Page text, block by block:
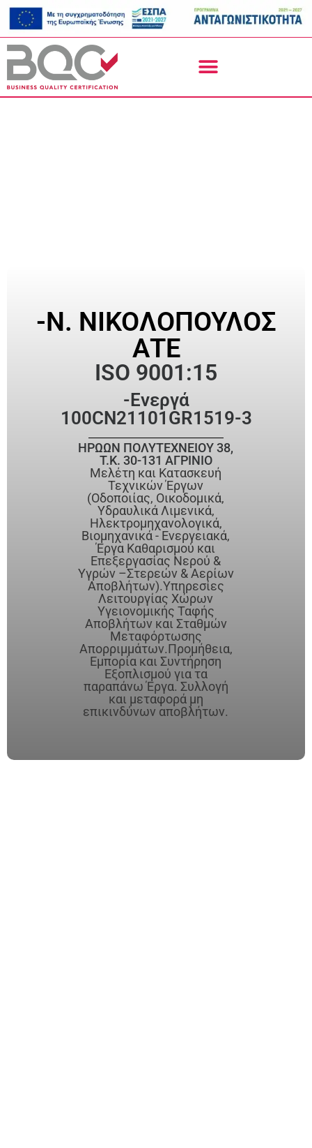
-Ν. ΝΙΚΟΛΟΠΟΥΛΟΣ
ΑΤΕ
ISO 9001:15
-Ενεργά
100CN21101GR1519-3
ΗΡΩΩΝ ΠΟΛΥΤΕΧΝΕΙΟΥ 38,
T.K. 30-131 ΑΓΡΙΝΙΟ
Μελέτη και Κατασκευή
Τεχνικών Έργων
(Οδοποιίας, Οικοδομικά,
Υδραυλικά Λιμενικά,
Ηλεκτρομηχανολογικά,
Βιομηχανικά - Ενεργειακά,
Έργα Καθαρισμού και
Επεξεργασίας Νερού &
Υγρών –Στερεών & Αερίων
Αποβλήτων).Υπηρεσίες
Λειτουργίας Χώρων
Υγειονομικής Ταφής
Αποβλήτων και Σταθμών
Μεταφόρτωσης
Απορριμμάτων.Προμήθεια,
Εμπορία και Συντήρηση
Εξοπλισμού για τα
παραπάνω Έργα. Συλλογή
και μεταφορά μη
επικινδύνων αποβλήτων.